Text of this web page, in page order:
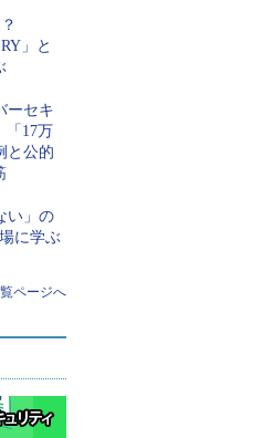
？
」と
ーセキ
17万
と公的
い」の
に学ぶ
ページへ